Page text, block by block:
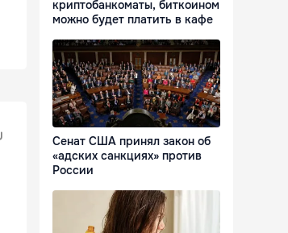
криптобанкоматы, биткоином
можно будет платить в кафе
Сенат США принял закон об
«адских санкциях» против
России